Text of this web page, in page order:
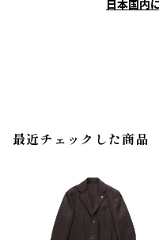
日本国内
最近チェックした商品